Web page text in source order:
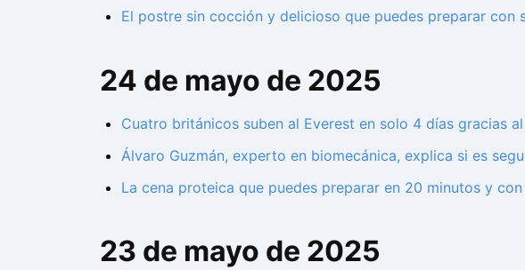
El postre sin cocción y delicioso que puedes preparar con
24 de mayo de 2025
Cuatro británicos suben al Everest en solo 4 días gracias
Álvaro Guzmán, experto en biomecánica, explica si es
La cena proteica que puedes preparar en 20 minutos y
23 de mayo de 2025